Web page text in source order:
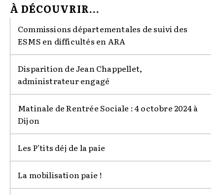
À DÉCOUVRIR...
Commissions départementales de suivi des
ESMS en difficultés en ARA
Disparition de Jean Chappellet,
administrateur engagé
Matinale de Rentrée Sociale : 4 octobre 2024 à
Dijon
Les P’tits déj de la paie
La mobilisation paie !